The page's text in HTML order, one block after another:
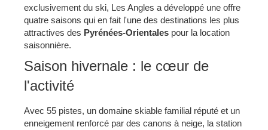
exclusivement du ski, Les Angles a développé une offre
quatre saisons qui en fait l'une des destinations les plus
attractives des Pyrénées-Orientales pour la location
saisonnière.
Saison hivernale : le cœur de
l'activité
Avec 55 pistes, un domaine skiable familial réputé et un
enneigement renforcé par des canons à neige, la station